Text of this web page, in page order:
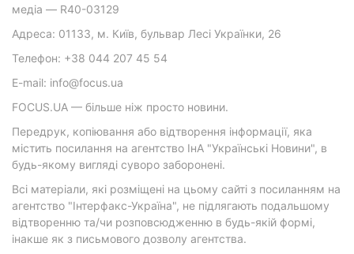
медіа — R40-03129
Адреса: 01133, м. Київ, бульвар Лесі Українки, 26
Телефон: +38 044 207 45 54
E-mail: info@focus.ua
FOCUS.UA — більше ніж просто новини.
Передрук, копіювання або відтворення інформації, яка
містить посилання на агентство ІнА "Українські Новини", в
будь-якому вигляді суворо заборонені.
Всі матеріали, які розміщені на цьому сайті з посиланням на
агентство "Інтерфакс-Україна", не підлягають подальшому
відтворенню та/чи розповсюдженню в будь-якій формі,
інакше як з письмового дозволу агентства.